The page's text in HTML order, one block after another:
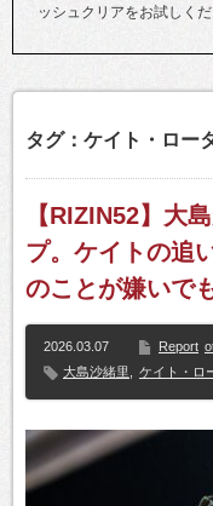
ッシュクリアをお試しくだ
タグ：ケイト・ロー
【RIZIN52】大
プ。ケイトの追
のことが嫌いで
2026.03.07 Report
大島沙緒里
ケイト・ロ